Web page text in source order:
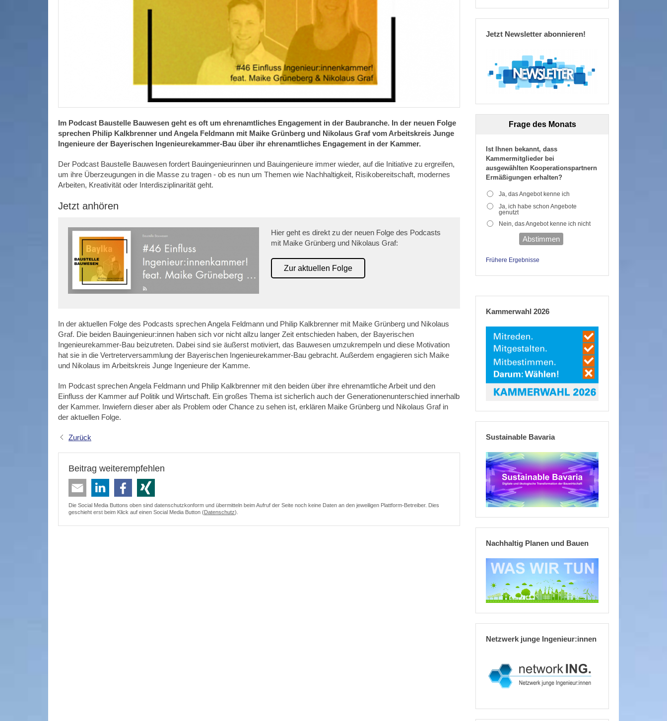
Im Podcast Baustelle Bauwesen geht es oft um ehrenamtliches Engagement in der Baubranche. In der neuen Folge
sprechen Philip Kalkbrenner und Angela Feldmann mit Maike Grünberg und Nikolaus Graf vom Arbeitskreis Junge
Ingenieure der Bayerischen Ingenieurekammer-Bau über ihr ehrenamtliches Engagement in der Kammer.
Der Podcast Baustelle Bauwesen fordert Bauingenieurinnen und Bauingenieure immer wieder, auf die Initiative zu ergreifen,
um ihre Überzeugungen in die Masse zu tragen - ob es nun um Themen wie Nachhaltigkeit, Risikobereitschaft, modernes
Arbeiten, Kreativität oder Interdisziplinarität geht.
Jetzt anhören
Hier geht es direkt zu der neuen Folge des Podcasts
mit Maike Grünberg und Nikolaus Graf:
Zur aktuellen Folge
In der aktuellen Folge des Podcasts sprechen Angela Feldmann und Philip Kalkbrenner mit Maike Grünberg und Nikolaus
Graf. Die beiden Bauingenieur:innen haben sich vor nicht allzu langer Zeit entschieden haben, der Bayerischen
Ingenieurekammer-Bau beizutreten. Dabei sind sie äußerst motiviert, das Bauwesen umzukrempeln und diese Motivation
hat sie in die Vertreterversammlung der Bayerischen Ingenieurekammer-Bau gebracht. Außerdem engagieren sich Maike
und Nikolaus im Arbeitskreis Junge Ingenieure der Kamme.
Im Podcast sprechen Angela Feldmann und Philip Kalkbrenner mit den beiden über ihre ehrenamtliche Arbeit und den
Einfluss der Kammer auf Politik und Wirtschaft. Ein großes Thema ist sicherlich auch der Generationenunterschied innerhalb
der Kammer. Inwiefern dieser aber als Problem oder Chance zu sehen ist, erklären Maike Grünberg und Nikolaus Graf in
der aktuellen Folge.
Zurück
Beitrag weiterempfehlen
Die Social Media Buttons oben sind datenschutzkonform und übermitteln beim Aufruf der Seite noch keine Daten an den jeweiligen Plattform-Betreiber. Dies
geschieht erst beim Klick auf einen Social Media Button (Datenschutz).
Jetzt Newsletter abonnieren!
Frage des Monats
Ist Ihnen bekannt, dass
Kammermitglieder bei
ausgewählten Kooperationspartnern
Ermäßigungen erhalten?
Ja, das Angebot kenne ich
Ja, ich habe schon Angebote
genutzt
Nein, das Angebot kenne ich nicht
Abstimmen
Frühere Ergebnisse
Kammerwahl 2026
Sustainable Bavaria
Nachhaltig Planen und Bauen
Netzwerk junge Ingenieur:innen